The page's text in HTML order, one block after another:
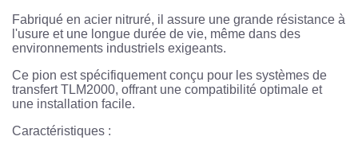
Fabriqué en acier nitruré, il assure une grande résistance à
l'usure et une longue durée de vie, même dans des
environnements industriels exigeants.
Ce pion est spécifiquement conçu pour les systèmes de
transfert TLM2000, offrant une compatibilité optimale et
une installation facile.
Caractéristiques :